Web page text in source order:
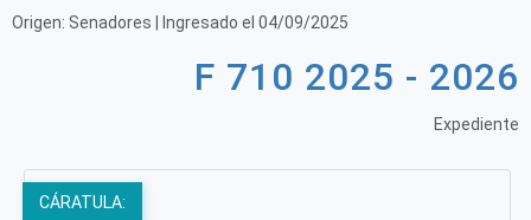
CONTACTO
Origen: Senadores | Ingresado el 04/09/2025
F 710 2025 - 2026
Expediente
CÁRATULA: